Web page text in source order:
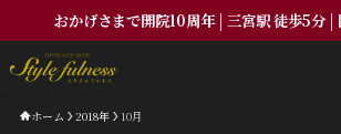
おかげさまで開院10周年 | 三宮駅 徒歩5分 |
ホーム 2018年 10月